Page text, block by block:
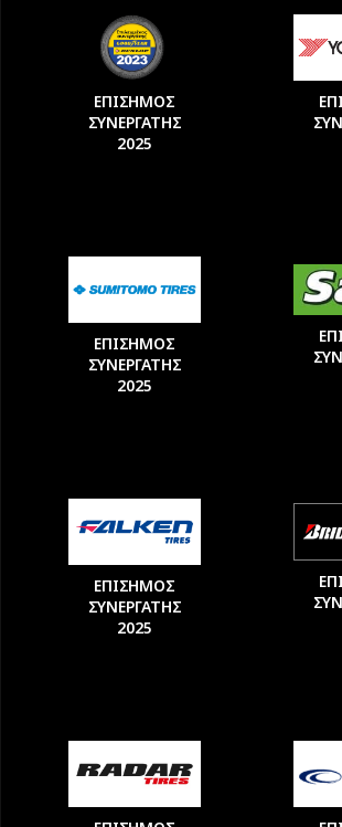
ΕΠΙΣΗΜΟΣ
ΣΥΝΕΡΓΑΤΗΣ
2025
ΕΠΙΣΗΜΟΣ
ΣΥΝΕΡΓΑΤΗΣ
2025
ΕΠΙΣΗΜΟΣ
ΣΥΝΕΡΓΑΤΗΣ
2025